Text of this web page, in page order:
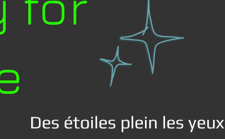
Des étoiles plein les yeux